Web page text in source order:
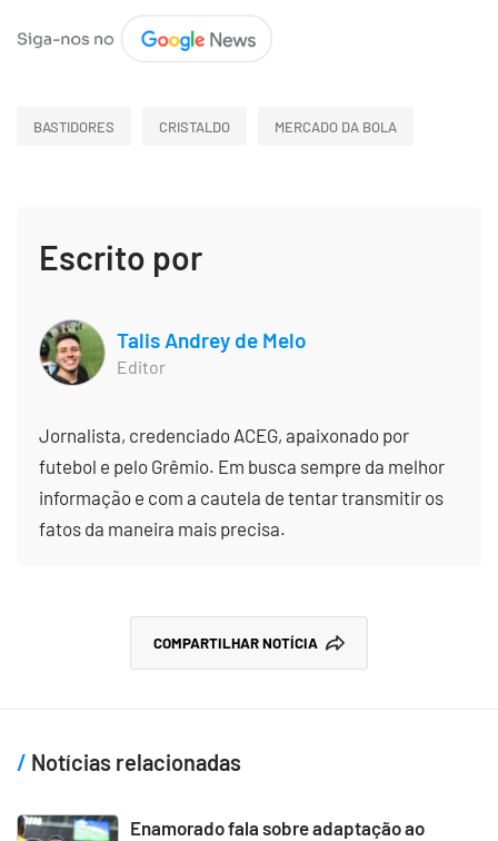
BASTIDORES CRISTALDO MERCADO DA BOLA
Escrito por
Talis Andrey de Melo
Editor
Jornalista, credenciado ACEG, apaixonado por
futebol e pelo Grêmio. Em busca sempre da melhor
informação e com a cautela de tentar transmitir os
fatos da maneira mais precisa.
COMPARTILHAR NOTÍCIA
Notícias relacionadas
Enamorado fala sobre adaptação ao